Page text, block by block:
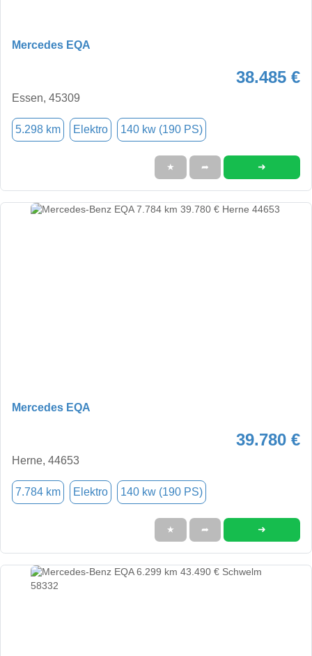
Mercedes EQA
38.485 €
Essen, 45309
5.298 km Elektro 140 kw (190 PS)
★ ➦ ➜
Mercedes EQA
39.780 €
Herne, 44653
7.784 km Elektro 140 kw (190 PS)
★ ➦ ➜